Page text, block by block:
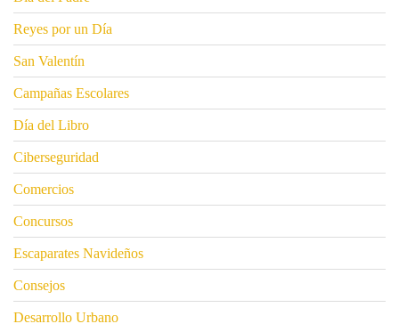
Reyes por un Día
San Valentín
Campañas Escolares
Día del Libro
Ciberseguridad
Comercios
Concursos
Escaparates Navideños
Consejos
Desarrollo Urbano